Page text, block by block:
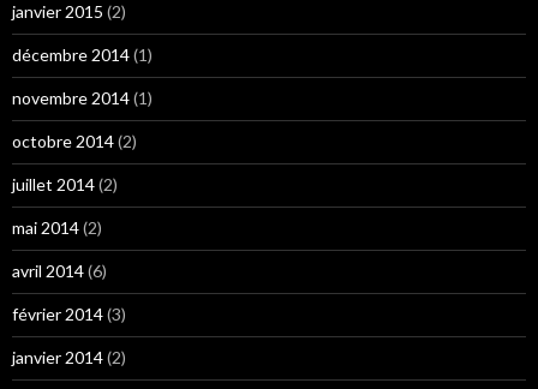
janvier 2015 (2)
décembre 2014(1)
novembre 2014(1)
octobre 2014(2)
juillet 2014(2)
mai 2014(2)
avril 2014(6)
février 2014(3)
janvier 2014(2)